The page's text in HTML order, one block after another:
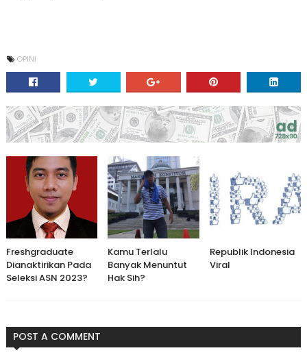
OPINI
Freshgraduate
Dianaktirikan Pada
Seleksi ASN 2023?
Kamu Terlalu
Banyak Menuntut
Hak Sih?
Republik Indonesia
Viral
POST A COMMENT